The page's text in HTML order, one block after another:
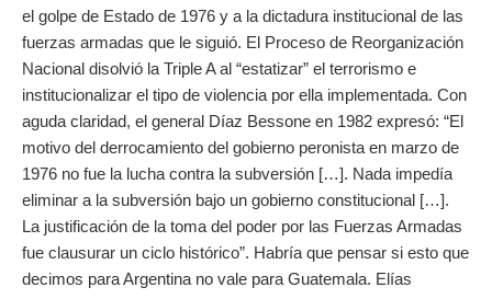
el golpe de Estado de 1976 y a la dictadura institucional de las
fuerzas armadas que le siguió. El Proceso de Reorganización
Nacional disolvió la Triple A al “estatizar” el terrorismo e
institucionalizar el tipo de violencia por ella implementada. Con
aguda claridad, el general Díaz Bessone en 1982 expresó: “El
motivo del derrocamiento del gobierno peronista en marzo de
1976 no fue la lucha contra la subversión […]. Nada impedía
eliminar a la subversión bajo un gobierno constitucional […].
La justificación de la toma del poder por las Fuerzas Armadas
fue clausurar un ciclo histórico”. Habría que pensar si esto que
decimos para Argentina no vale para Guatemala. Elías